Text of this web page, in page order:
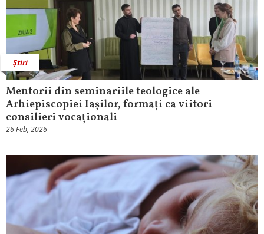
Știri
Mentorii din seminariile teologice ale
Arhiepiscopiei Iașilor, formați ca viitori
consilieri vocaționali
26 Feb, 2026